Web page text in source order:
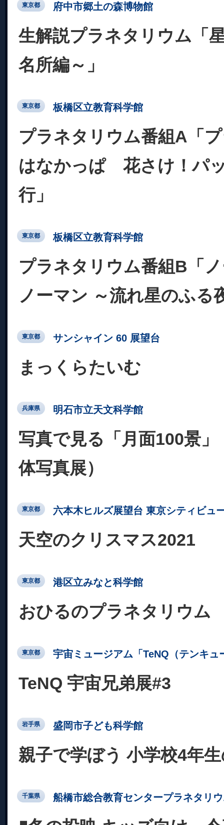
東京都 府中市郷土の森博物館
生解説プラネタリウム「
名所編～」
東京都 板橋区立教育科学館
プラネタリウム番組A「
はなかっぱ 花さけ！パ
行」
東京都 板橋区立教育科学館
プラネタリウム番組B「
ノーマン ～流れ星のふる
東京都 サンシャイン 60 展望台
まっくらたいむ
兵庫県 明石市立天文科学館
写真で見る「月面100景
体写真展）
東京都 六本木ヒルズ展望台 東京シティビュ
天空のクリスマス2021
東京都 港区立みなと科学館
おひるのプラネタリウム
東京都 宇宙ミュージアム「TeNQ（テンキュ
TeNQ 宇宙兄弟展#3
岩手県 盛岡市子ども科学館
親子で学ぼう 小学校4年
千葉県 船橋市総合教育センタープラネタリ